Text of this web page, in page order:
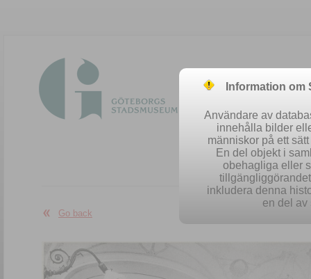
Easy
Go back
Information
Användare av
innehålla bilder
människor på ett
En del objekt i
obehagliga eller
inkludera denna
en del av